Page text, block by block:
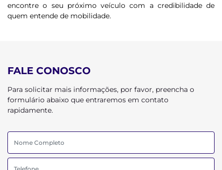
encontre o seu próximo veículo com a credibilidade de
quem entende de mobilidade.
FALE CONOSCO
Para solicitar mais informações, por favor, preencha o
formulário abaixo que entraremos em contato
rapidamente.